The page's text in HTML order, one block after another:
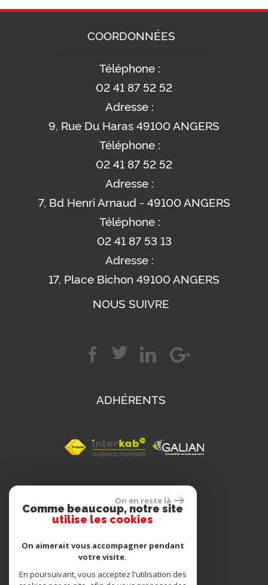
COORDONNÉES
Téléphone :
02 41 87 52 52
Adresse :
9, Rue Du Haras 49100 ANGERS
Téléphone :
02 41 87 52 52
Adresse :
7, Bd Henri Arnaud - 49100 ANGERS
Téléphone :
02 41 87 53 13
Adresse :
17, Place Bichon 49100 ANGERS
NOUS SUIVRE
ADHÉRENTS
SE CONNECTER
Espace propriétaire
On en reste là
Comme beaucoup, notre site
utilise les cookies
On aimerait vous accompagner pendant
votre visite.
En poursuivant, vous acceptez l'utilisation des